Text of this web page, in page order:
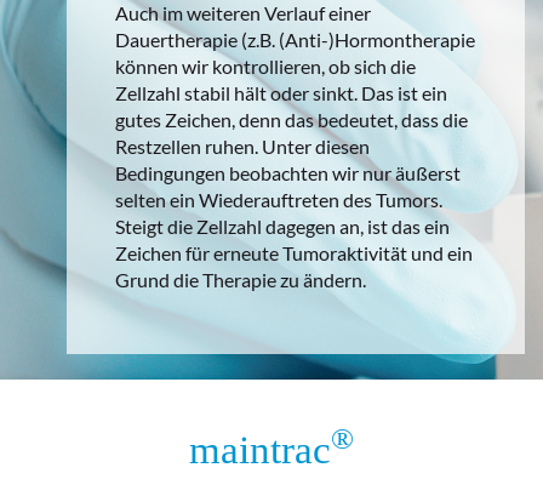
Auch im weiteren Verlauf einer
Dauertherapie (z.B. (Anti-)Hormontherapie
können wir kontrollieren, ob sich die
Zellzahl stabil hält oder sinkt. Das ist ein
gutes Zeichen, denn das bedeutet, dass die
Restzellen ruhen. Unter diesen
Bedingungen beobachten wir nur äußerst
selten ein Wiederauftreten des Tumors.
Steigt die Zellzahl dagegen an, ist das ein
Zeichen für erneute Tumoraktivität und ein
Grund die Therapie zu ändern.
maintrac®